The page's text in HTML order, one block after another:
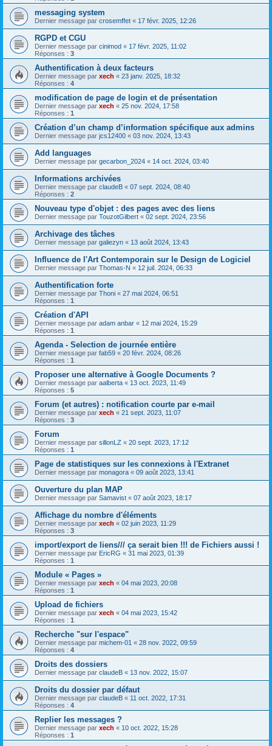
messaging system
Dernier message par crosemffet « 17 févr. 2025, 12:26
RGPD et CGU
Dernier message par cinimod « 17 févr. 2025, 11:02
Réponses : 3
Authentification à deux facteurs
Dernier message par xech « 23 janv. 2025, 18:32
Réponses : 4
modification de page de login et de présentation
Dernier message par xech « 25 nov. 2024, 17:58
Réponses : 1
Création d’un champ d’information spécifique aux admins
Dernier message par jcs12400 « 03 nov. 2024, 13:43
Add languages
Dernier message par gecarbon_2024 « 14 oct. 2024, 03:40
Informations archivées
Dernier message par claudeB « 07 sept. 2024, 08:40
Réponses : 2
Nouveau type d'objet : des pages avec des liens
Dernier message par TouzotGilbert « 02 sept. 2024, 23:56
Archivage des tâches
Dernier message par galiezyn « 13 août 2024, 13:43
Influence de l'Art Contemporain sur le Design de Logiciel
Dernier message par Thomas-N « 12 juil. 2024, 06:33
Authentification forte
Dernier message par Thoni « 27 mai 2024, 06:51
Réponses : 1
Création d'API
Dernier message par adam anbar « 12 mai 2024, 15:29
Réponses : 1
Agenda - Selection de journée entière
Dernier message par fab59 « 20 févr. 2024, 08:26
Réponses : 1
Proposer une alternative à Google Documents ?
Dernier message par aalberta « 13 oct. 2023, 11:49
Réponses : 5
Forum (et autres) : notification courte par e-mail
Dernier message par xech « 21 sept. 2023, 11:07
Réponses : 3
Forum
Dernier message par sillonLZ « 20 sept. 2023, 17:12
Réponses : 1
Page de statistiques sur les connexions à l'Extranet
Dernier message par monagora « 09 août 2023, 13:41
Ouverture du plan MAP
Dernier message par Samavist « 07 août 2023, 18:17
Affichage du nombre d'éléments
Dernier message par xech « 02 juin 2023, 11:29
Réponses : 3
import/export de liens/// ça serait bien !!! de Fichiers aussi !
Dernier message par EricRG « 31 mai 2023, 01:39
Réponses : 1
Module « Pages »
Dernier message par xech « 04 mai 2023, 20:08
Réponses : 1
Upload de fichiers
Dernier message par xech « 04 mai 2023, 15:42
Réponses : 1
Recherche "sur l'espace"
Dernier message par michem-01 « 28 nov. 2022, 09:59
Réponses : 4
Droits des dossiers
Dernier message par claudeB « 13 nov. 2022, 15:07
Droits du dossier par défaut
Dernier message par claudeB « 11 oct. 2022, 17:31
Réponses : 4
Replier les messages ?
Dernier message par xech « 10 oct. 2022, 15:28
Réponses : 1